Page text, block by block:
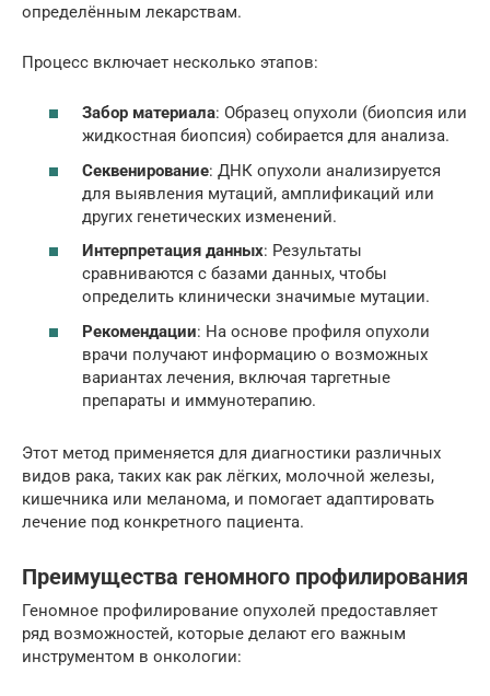
определённым лекарствам.
Процесс включает несколько этапов:
Забор материала: Образец опухоли (биопсия или
жидкостная биопсия) собирается для анализа.
Секвенирование: ДНК опухоли анализируется
для выявления мутаций, амплификаций или
других генетических изменений.
Интерпретация данных: Результаты
сравниваются с базами данных, чтобы
определить клинически значимые мутации.
Рекомендации: На основе профиля опухоли
врачи получают информацию о возможных
вариантах лечения, включая таргетные
препараты и иммунотерапию.
Этот метод применяется для диагностики различных
видов рака, таких как рак лёгких, молочной железы,
кишечника или меланома, и помогает адаптировать
лечение под конкретного пациента.
Преимущества геномного профилирования
Геномное профилирование опухолей предоставляет
ряд возможностей, которые делают его важным
инструментом в онкологии: